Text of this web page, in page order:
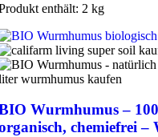
enthält: 2 kg
Wurmhumus –
chemiefrei